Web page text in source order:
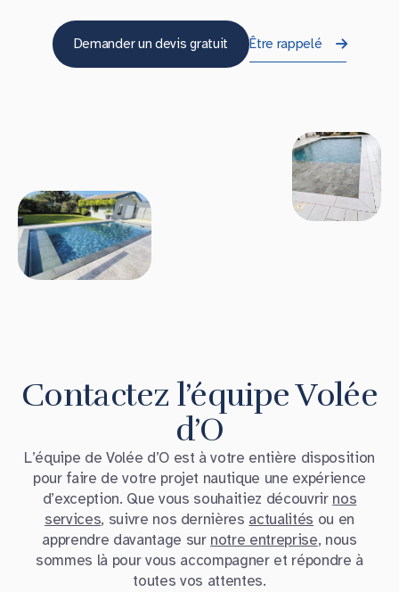
Demander un devis gratuit Être rappelé
Contactez l’équipe Volée
d’O
L’équipe de Volée d’O est à votre entière disposition
pour faire de votre projet nautique une expérience
d’exception. Que vous souhaitiez découvrir nos
services, suivre nos dernières actualités ou en
apprendre davantage sur notre entreprise, nous
sommes là pour vous accompagner et répondre à
toutes vos attentes.